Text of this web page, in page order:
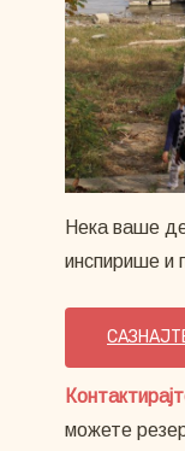
Нека ваше
инспирише и
можете